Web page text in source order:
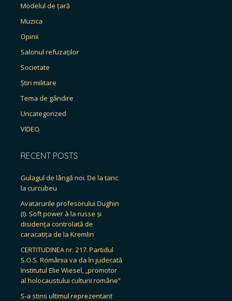
Modelul de țară
Muzica
Opinii
Salonul refuzaților
Societate
Știri militare
Tema de gândire
Uncategorized
VIDEO
RECENT POSTS
Gulagul de lângă noi. De la tanc
la curcubeu
Avatarurile profesorului Dughin
(I). Soft power à la russe și
disidența controlată de
caracatița de la Kremlin
CERTITUDINEA nr. 217. Partidul
S.O.S. România va da în judecată
Institutul Elie Wiesel, „promotor
al holocaustului culturii române”
S-a stins ultimul reprezentant